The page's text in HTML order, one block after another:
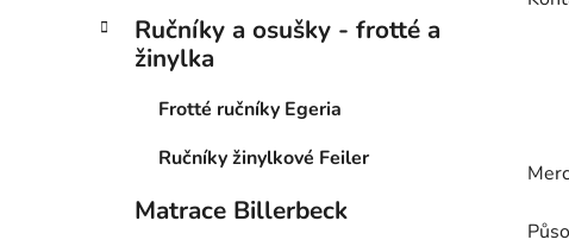
Ručníky a osušky - frotté a
žinylka
Frotté ručníky Egeria
Ručníky žinylkové Feiler
Matrace Billerbeck